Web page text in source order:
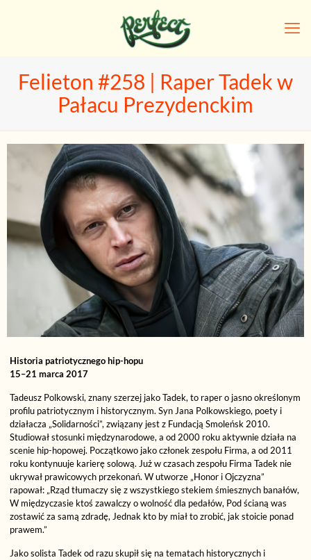
Felieton #258 | Raper Tadek w
Pałacu Prezydenckim
Historia patriotycznego hip-hopu
15–21 marca 2017
Tadeusz Polkowski, znany szerzej jako Tadek, to raper o jasno określonym
profilu patriotycznym i historycznym. Syn Jana Polkowskiego, poety i
działacza „Solidarności”, związany jest z Fundacją Smoleńsk 2010.
Studiował stosunki międzynarodowe, a od 2000 roku aktywnie działa na
scenie hip-hopowej. Początkowo jako członek zespołu Firma, a od 2011
roku kontynuuje karierę solową. Już w czasach zespołu Firma Tadek nie
ukrywał prawicowych przekonań. W utworze „Honor i Ojczyzna”
rapował: „Rząd tłumaczy się z wszystkiego stekiem śmiesznych banałów,
W międzyczasie ktoś zawalczy o wolność dla pedałów, Pod ścianą was
zostawić za samą zdradę, Jednak kto by miał to zrobić, jak stoicie ponad
prawem.”
Jako solista Tadek od razu skupił się na tematach historycznych i